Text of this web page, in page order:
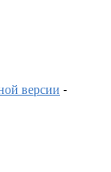
версии -